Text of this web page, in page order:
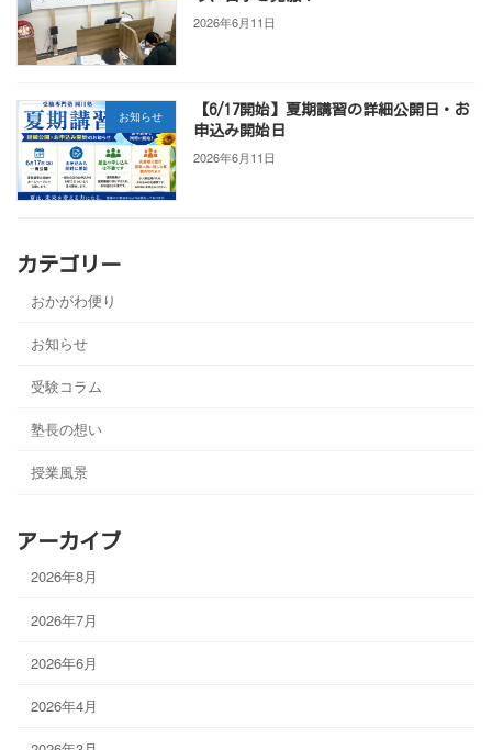
2026年6月11日
お知らせ
【6/17開始】夏期講習の詳細公開日・お
申込み開始日
2026年6月11日
カテゴリー
おかがわ便り
お知らせ
受験コラム
塾長の想い
授業風景
アーカイブ
2026年8月
2026年7月
2026年6月
2026年4月